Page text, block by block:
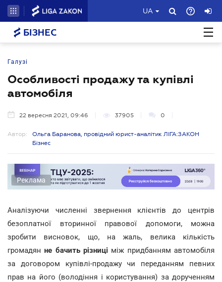
UA
БІЗНЕС
Галузі
Особливості продажу та купівлі
автомобіля
22 вересня 2021, 09:46 37905 0
Автор:
Ольга Баранова, провідний юрист-аналітик ЛІГА:ЗАКОН
Бізнес
Реклама
Аналізуючи численні звернення клієнтів до центрів
безоплатної вторинної правової допомоги, можна
зробити висновок, що, на жаль, велика кількість
громадянне бачить різниці між придбанням автомобіля
за договором купівлі-продажу чи переданням певних
прав на його (володіння і користування) за дорученням